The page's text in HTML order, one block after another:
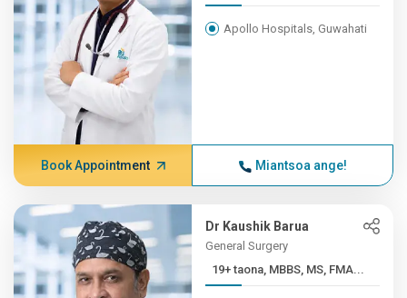
Apollo Hospitals, Guwahati
Book Appointment Miantsoa ange!
Dr Kaushik Barua
General Surgery
19+ taona, MBBS, MS, FMA...